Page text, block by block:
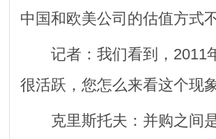
中国和欧美公司的估值方式
记者：我们看到，2011
很活跃，您怎么来看这个现
克里斯托夫：并购之间是